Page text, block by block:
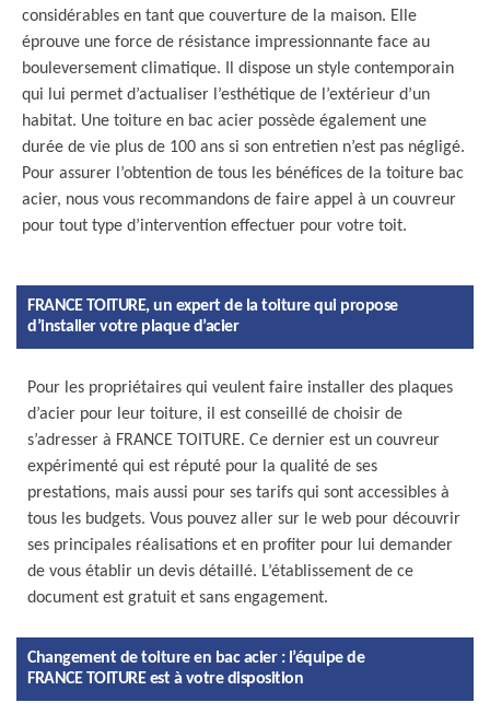
considérables en tant que couverture de la maison. Elle
éprouve une force de résistance impressionnante face au
bouleversement climatique. Il dispose un style contemporain
qui lui permet d’actualiser l’esthétique de l’extérieur d’un
habitat. Une toiture en bac acier possède également une
durée de vie plus de 100 ans si son entretien n’est pas négligé.
Pour assurer l’obtention de tous les bénéfices de la toiture bac
acier, nous vous recommandons de faire appel à un couvreur
pour tout type d’intervention effectuer pour votre toit.
FRANCE TOITURE, un expert de la toiture qui propose
d’installer votre plaque d’acier
Pour les propriétaires qui veulent faire installer des plaques
d’acier pour leur toiture, il est conseillé de choisir de
s’adresser à FRANCE TOITURE. Ce dernier est un couvreur
expérimenté qui est réputé pour la qualité de ses
prestations, mais aussi pour ses tarifs qui sont accessibles à
tous les budgets. Vous pouvez aller sur le web pour découvrir
ses principales réalisations et en profiter pour lui demander
de vous établir un devis détaillé. L’établissement de ce
document est gratuit et sans engagement.
Changement de toiture en bac acier : l’équipe de
FRANCE TOITURE est à votre disposition